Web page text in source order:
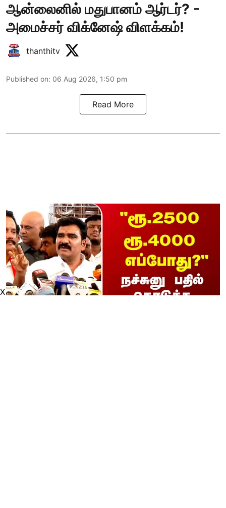
ஆன்லைனில் மதுபானம் ஆர்டர்? -
அமைச்சர் விக்னேஷ் விளக்கம்!
thanthitv
Published on: 06 Aug 2026, 1:50 pm
Read More
X